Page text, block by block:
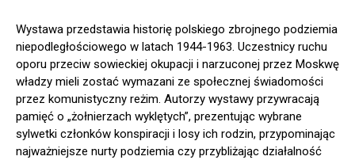
Wystawa przedstawia historię polskiego zbrojnego podziemia
niepodległościowego w latach 1944-1963. Uczestnicy ruchu
oporu przeciw sowieckiej okupacji i narzuconej przez Moskwę
władzy mieli zostać wymazani ze społecznej świadomości
przez komunistyczny reżim. Autorzy wystawy przywracają
pamięć o „żołnierzach wyklętych”, prezentując wybrane
sylwetki członków konspiracji i losy ich rodzin, przypominając
najważniejsze nurty podziemia czy przybliżając działalność